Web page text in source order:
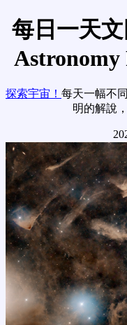
每日一天
Astronomy
探索宇宙！ 每天一幅不
明的解說